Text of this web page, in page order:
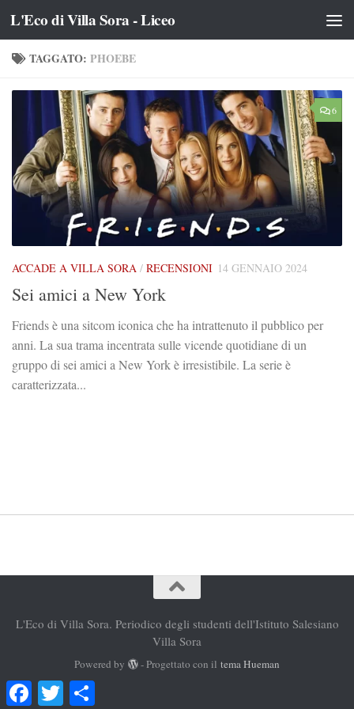
Salta al contenuto
L'Eco di Villa Sora - Liceo
TAGGATO: PHOEBE
6
ACCADE A VILLA SORA / RECENSIONI 14 GENNAIO 2024
Sei amici a New York
Friends è una sitcom iconica che ha intrattenuto il pubblico per
anni. La sua trama incentrata sulle vicende quotidiane di un
gruppo di sei amici a New York è irresistibile. La serie è
caratterizzata...
L'Eco di Villa Sora. Periodico degli studenti dell'Istituto Salesiano
Villa Sora
Powered by - Progettato con iltema Hueman
FacebookTwitter